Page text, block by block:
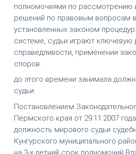
полномочиями по рассмотрению
решений по правовым вопросам
установленных законом
системе, судьи играют ключевую
справедливости, применении
споров.
до этого времени занимала
судьи.
Постановлением
Пермского края от 29.11.2007
должность мирового судьи
Кунгурского муниципального